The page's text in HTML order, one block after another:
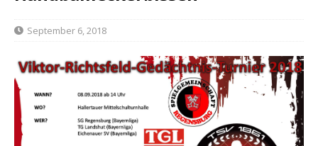
September 6, 2018